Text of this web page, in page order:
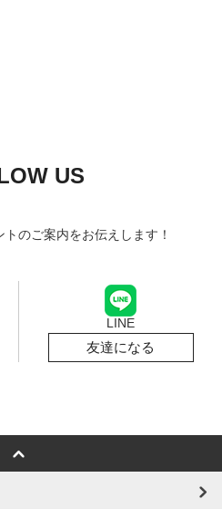
US
のご案内をお伝えします！
LINE
友達になる